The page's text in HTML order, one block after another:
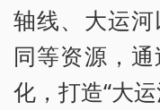
轴线、大运
同等资源，
化，打造“大